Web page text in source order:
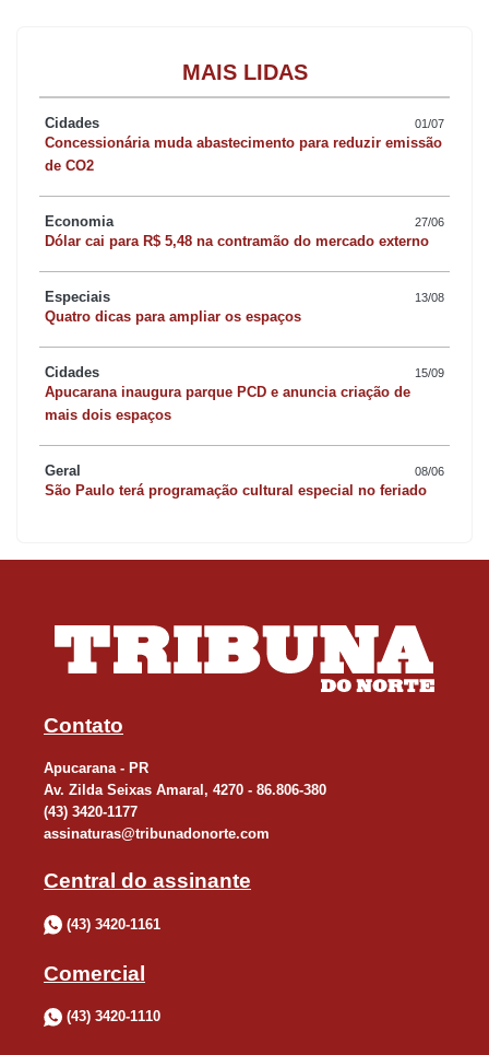
A vítima do Celta, que foi tomado pelas chamas, foi retirada do
carro por populares. Uma outra pessoa ferida estava no Fiat
Strada. A terceira pessoa envolvida - também do Fiat Strada -
assinou recusa de encaminhamento.
O carro pegou fogo no sentido Apucarana-Califórnia. “Apesar da
cinemática do acidente, os ferimentos foram leves”, disse o
tenente Abner Veronez, do Corpo de Bombeiros. As causas do
acidente serão apuradas.
MAIS LIDAS
Cidades 01/07
Concessionária muda abastecimento para reduzir emissão
de CO2
Economia 27/06
Dólar cai para R$ 5,48 na contramão do mercado externo
Especiais 13/08
Quatro dicas para ampliar os espaços
Cidades 15/09
Apucarana inaugura parque PCD e anuncia criação de
mais dois espaços
Geral 08/06
São Paulo terá programação cultural especial no feriado
Contato
Apucarana - PR
Av. Zilda Seixas Amaral, 4270 - 86.806-380
(43) 3420-1177
assinaturas@tribunadonorte.com
Central do assinante
(43) 3420-1161
Comercial
(43) 3420-1110